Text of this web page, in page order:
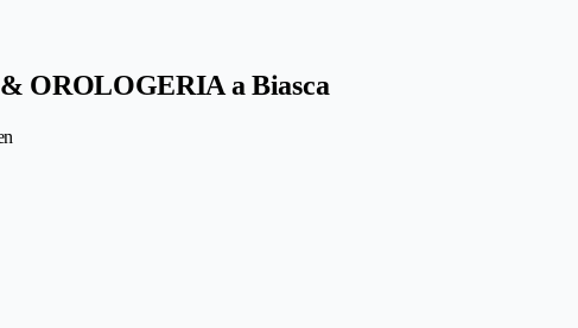
OROLOGERIA a Biasca